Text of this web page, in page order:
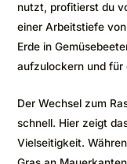
nutzt, profitierst du
einer Arbeitstiefe
Erde in
aufzulockern und für
Der Wechsel zum
schnell. Hier zeigt
Vielseitigkeit.